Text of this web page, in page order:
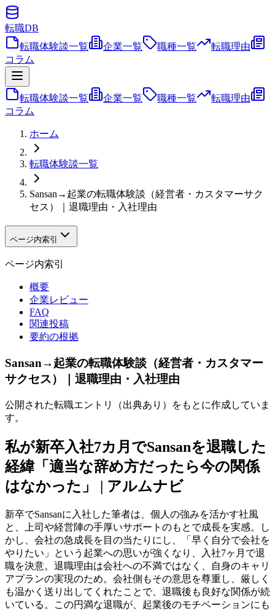
転職DB
転職体験談一覧
企業一覧 職種一覧
転職理由
コラム
転職体験談一覧 企業一覧 職種一覧
転職理由
コラム
ホーム
転職体験談一覧
Sansan→起業の転職体験談（経営者・カスタマーサク
セス）｜退職理由・入社理由
ページ内索引
ページ内索引
概要
企業レビュー
FAQ
関連投稿
要約の根拠
Sansan→起業の転職体験談（経営者・カスタマー
サクセス）｜退職理由・入社理由
公開された転職エントリ（出典あり）をもとに作成していま
す。
私が新卒入社7カ月でSansanを退職した
経緯「適当な辞め方だったら今の関係
はなかった」 | アルムナビ
新卒でSansanに入社した筆者は、個人の強みを活かす社風
と、上司や経営陣の手厚いサポートのもとで成長を実感。し
かし、会社の急成長を目の当たりにし、「早く自分で会社を
やりたい」という起業への思いが強くなり、入社7ヶ月で退
職を決意。退職理由は会社への不満ではなく、自身のキャリ
アプランの実現のため。会社側もその意思を尊重し、厳しく
も温かく送り出してくれたことで、退職後も良好な関係が続
いている。この円満な退職が、起業後のモチベーションにも